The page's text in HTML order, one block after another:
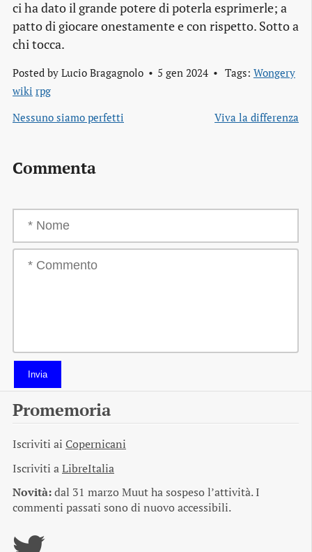
ci ha dato il grande potere di poterla esprimerle; a
patto di giocare onestamente e con rispetto. Sotto a
chi tocca.
Posted by Lucio Bragagnolo 5 gen 2024 Tags: Wongery
wiki rpg
Nessuno siamo perfetti
Viva la differenza
Commenta
Invia
Promemoria
Iscriviti ai Copernicani
Iscriviti aLibreItalia
Novità:dal 31 marzo Muut ha sospeso l’attività. I
commenti passati sono di nuovo accessibili.